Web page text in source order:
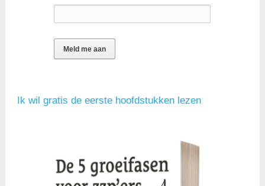
Ik wil gratis de eerste hoofdstukken lezen